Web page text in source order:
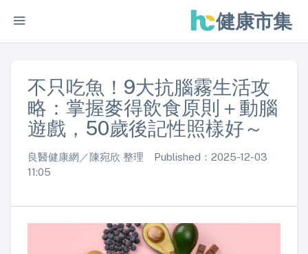
健康市集
不只吃魚！9大抗腦霧生活攻
略：掌握麥得飲食原則＋動腦
遊戲，50歲後記性照樣好～
良醫健康網／陳宛欣 整理 Published：2025-12-03
11:05